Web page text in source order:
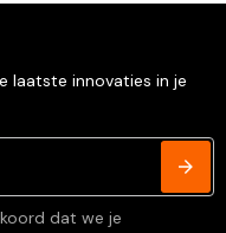
laatste innovaties in je
dat we je